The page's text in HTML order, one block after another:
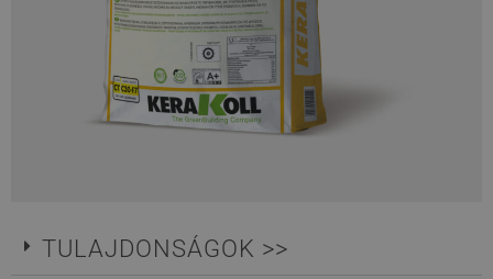
TULAJDONSÁGOK >>